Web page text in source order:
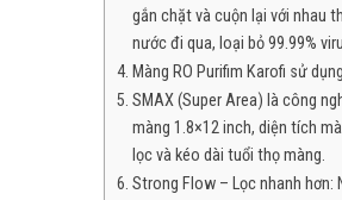
gắn chặt và cuộn lại với nhau
nước đi qua, loại bỏ 99.99%
Màng RO Purifim Karofi sử
SMAX (Super Area) là công
màng 1.8×12 inch, diện tích
lọc và kéo dài tuổi thọ màng.
Strong Flow – Lọc nhanh